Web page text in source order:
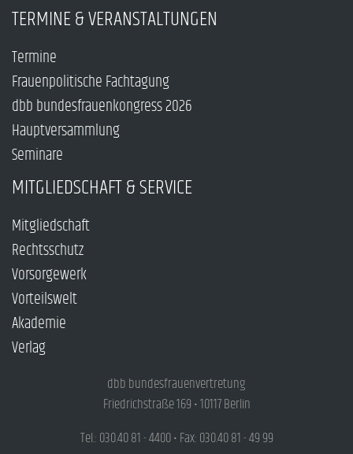
TERMINE & VERANSTALTUNGEN
Termine
Frauenpolitische Fachtagung
dbb bundesfrauenkongress 2026
Hauptversammlung
Seminare
MITGLIEDSCHAFT & SERVICE
Mitgliedschaft
Rechtsschutz
Vorsorgewerk
Vorteilswelt
Akademie
Verlag
dbb bundesfrauenvertretung
Friedrichstraße 169 • 10117 Berlin
Tel.: 030.40 81 - 4400 • Fax: 030.40 81 - 49 99